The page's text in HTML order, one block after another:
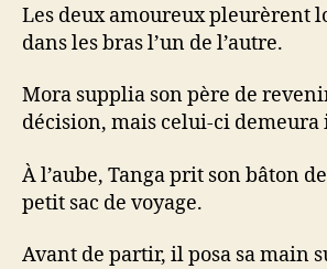
Les deux amoureux pleurèrent
dans les bras l’un de l’autre.
Mora supplia son père de
décision, mais celui-ci
À l’aube, Tanga prit son bâton
petit sac de voyage.
Avant de partir, il posa sa main